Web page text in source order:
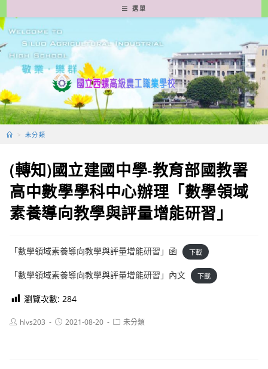
轉
至
要
容
選單
> 未分類
(轉知)國立建國中學-教育部國教署
高中數學學科中心辦理「數學領域
素養導向教學與評量增能研習」
「數學領域素養導向教學與評量增能研習」函 下載
「數學領域素養導向教學與評量增能研習」內文 下載
瀏覽次數: 284
Posthlvs203
Post2021-08-20
Post未分類